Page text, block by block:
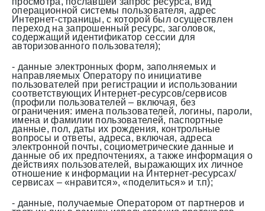
операционной системы пользователя, адрес
Интернет-страницы, с которой был осуществлен
переход на запрошенный ресурс, заголовок,
содержащий идентификатор сессии для
авторизованного пользователя);
- данные электронных форм, заполняемых и
направляемых Оператору по инициативе
пользователей при регистрации и использовании
соответствующих Интернет-ресурсов/сервисов
(профили пользователей – включая, без
ограничения: имена пользователей, логины, пароли,
имена и фамилии пользователей, паспортные
данные, пол, даты их рождения, контрольные
вопросы и ответы, адреса, включая, адреса
электронной почты, социометрические данные и
данные об их предпочтениях, а также информация о
действиях пользователей, выражающих их личное
отношение к информации на Интернет-ресурсах/
сервисах – «нравится», «поделиться» и т.п);
- данные, получаемые Оператором от партнеров и